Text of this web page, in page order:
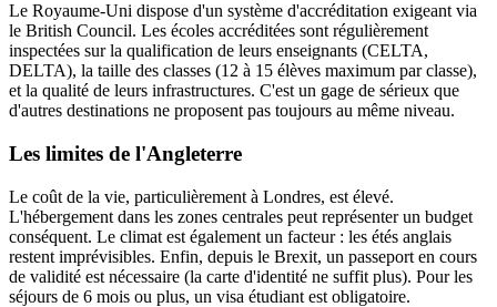
Le Royaume-Uni dispose d'un système d'accréditation exigeant via
le British Council. Les écoles accréditées sont régulièrement
inspectées sur la qualification de leurs enseignants (CELTA,
DELTA), la taille des classes (12 à 15 élèves maximum par classe),
et la qualité de leurs infrastructures. C'est un gage de sérieux que
d'autres destinations ne proposent pas toujours au même niveau.
Les limites de l'Angleterre
Le coût de la vie, particulièrement à Londres, est élevé.
L'hébergement dans les zones centrales peut représenter un budget
conséquent. Le climat est également un facteur : les étés anglais
restent imprévisibles. Enfin, depuis le Brexit, un passeport en cours
de validité est nécessaire (la carte d'identité ne suffit plus). Pour les
séjours de 6 mois ou plus, un visa étudiant est obligatoire.